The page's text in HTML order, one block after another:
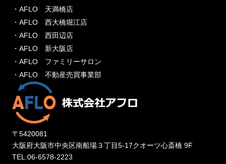
・AFLO 天満橋店
・AFLO 西大橋堀江店
・AFLO 西田辺店
・AFLO 新大阪店
・AFLO ファミリーサロン
・AFLO 不動産売買事業部
〒5420081
大阪府大阪市中央区南船場３丁目5-17クオーツ心斎橋 9F
TEL:06-6578-2223